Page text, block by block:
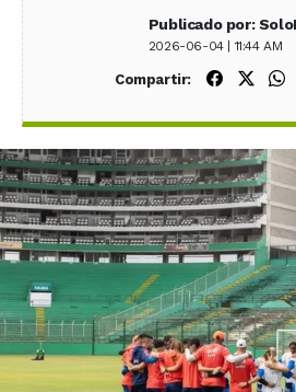
Publicado por:
2026-06-04 | 11:44 AM
Compartir: